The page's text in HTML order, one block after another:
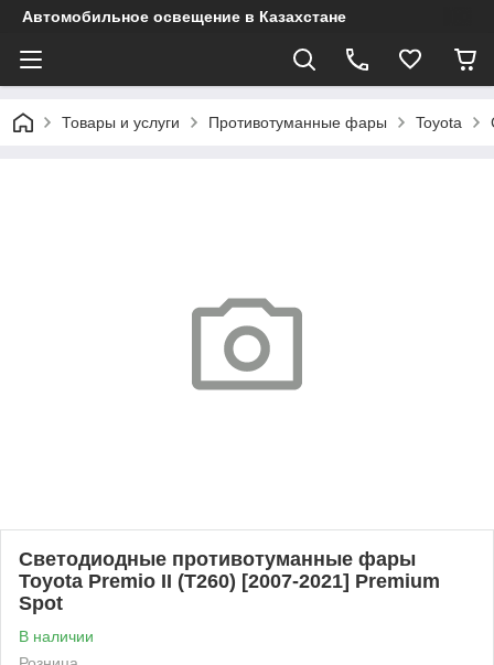
Автомобильное освещение в Казахстане
Товары и услуги Противотуманные фары Toyota
Светодиодные противотуманные фары
Toyota Premio II (T260) [2007-2021] Premium
Spot
В наличии